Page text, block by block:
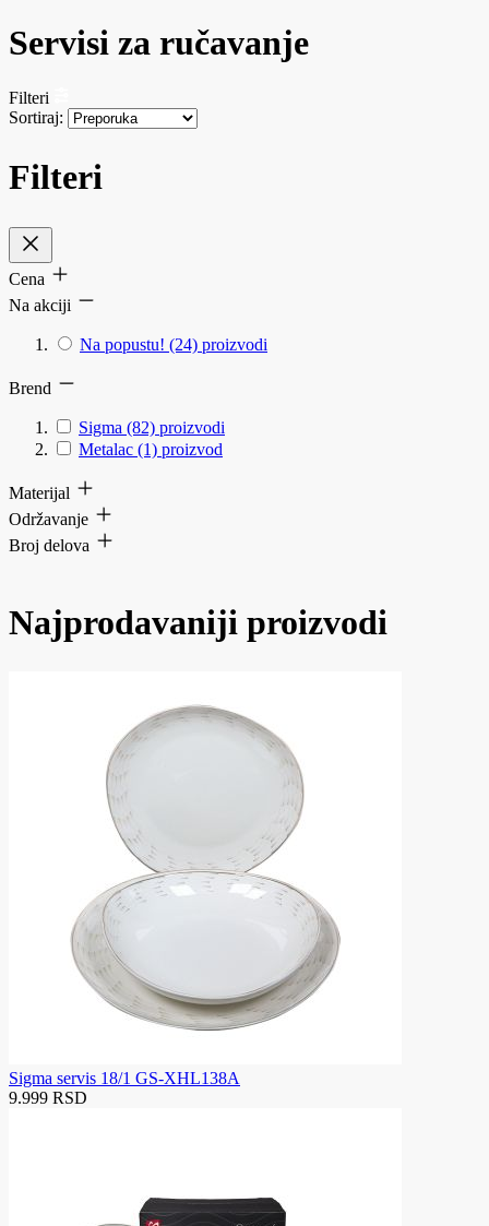
Servisi za ručavanje
Filteri
Sortiraj:
Filteri
Cena
Na akciji
Na popustu! (24) proizvodi
Brend
Sigma (82) proizvodi
Metalac (1) proizvod
Materijal
Održavanje
Broj delova
Najprodavaniji proizvodi
Sigma servis 18/1 GS-XHL138A
9.999 RSD